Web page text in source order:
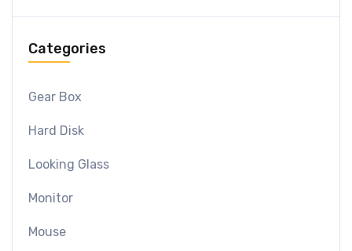
Categories
Gear Box
Hard Disk
Looking Glass
Monitor
Mouse